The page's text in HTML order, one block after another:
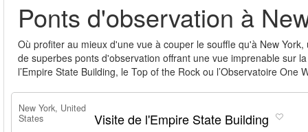
Ponts d'observation à
Où profiter au mieux d'une vue à couper le souffle qu'à New
de superbes ponts d'observation offrant une vue imprenable sur
l’Empire State Building, le Top of the Rock ou l’Observatoire One
New York, United
States
Visite de l'Empire State Building